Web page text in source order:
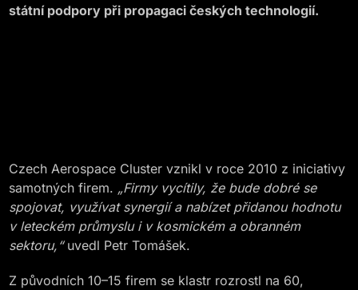
státní podpory při propagaci českých technologií.
Czech Aerospace Cluster vznikl v roce 2010 z iniciativy
samotných firem. „Firmy vycítily, že bude dobré se
spojovat, využívat synergií a nabízet přidanou hodnotu
v leteckém průmyslu i v kosmickém a obranném
sektoru,“uvedl Petr Tomášek.
Z původních 10–15 firem se klastr rozrostl na 60,